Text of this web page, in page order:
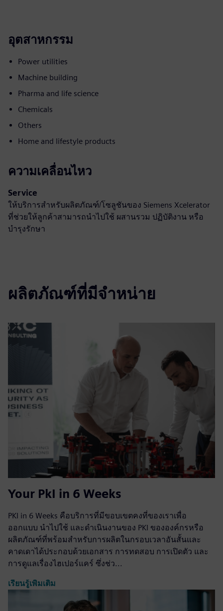
อุตสาหกรรม
Power utilities
Machine building
Pharma and life science
Chemicals
Others
Home and lifestyle products
ความเคลื่อนไหว
Service
ให้บริการสำหรับผลิตภัณฑ์/โซลูชันของ Siemens Xcelerator
ที่ช่วยให้ลูกค้าสามารถนำไปใช้ ผสานรวม ปฏิบัติงาน หรือ
บำรุงรักษา
ผลิตภัณฑ์ที่มีจำหน่าย
Your PkI in 6 Weeks
PKI in 6 Weeks คือบริการที่มีขอบเขตคงที่ของเราเพื่อ
ออกแบบ นำไปใช้ และดำเนินงานของ PKI ขององค์กรหรือ
ผลิตภัณฑ์ที่พร้อมสำหรับการผลิตในกรอบเวลาอันสั้นและ
คาดเดาได้ประกอบด้วยเอกสาร การทดสอบ การเปิดตัว และ
การดูแลเรื่องไฮเปอร์แคร์ ซึ่งช่ว...
เรียนรู้เพิ่มเติม